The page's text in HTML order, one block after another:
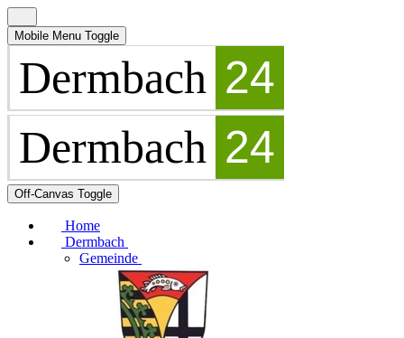
Mobile Menu Toggle
Off-Canvas Toggle
Home
Dermbach
Gemeinde